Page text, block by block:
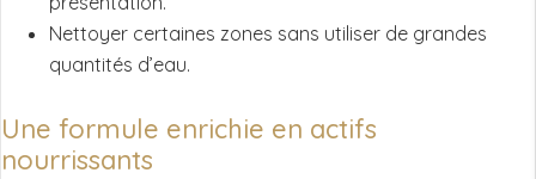
Nettoyer certaines zones sans utiliser de grandes
quantités d’eau.
Une formule enrichie en actifs
nourrissants